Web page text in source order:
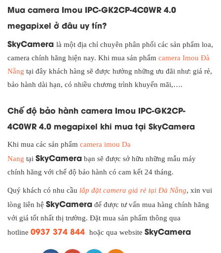
Mua camera Imou IPC-GK2CP-4C0WR 4.0
megapixel ở đâu uy tín?
SkyCamera là một địa chỉ chuyên phân phối các sản phẩm loa,
camera chính hãng hiện nay. Khi mua sản phẩm camera Imou Đà
Nẵng tại đây khách hàng sẽ được hưởng những ưu đãi như: giá rẻ,
bảo hành dài hạn, có nhiều chương trình khuyến mãi,….
Chế độ bảo hành camera Imou IPC-GK2CP-
4C0WR 4.0 megapixel khi mua tại SkyCamera
Khi mua các sản phẩm camera imou Da
Nang tại SkyCamera bạn sẽ được sở hữu những mẫu máy
chính hãng với chế độ bảo hành có cam kết 24 tháng.
Quý khách có nhu cầu lắp đặt camera giá rẻ tại Đà Nẵng, xin vui
lòng liên hệ SkyCamera để được tư vấn mua hàng chính hãng
với giá tốt nhất thị trường. Đặt mua sản phẩm thông qua
hotline 0937 374 844 hoặc qua website SkyCamera